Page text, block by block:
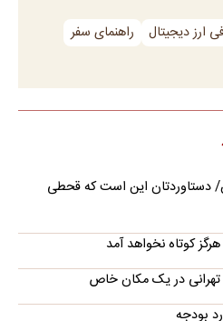
ارز دیجیتال
راهنمای سفر
دستاوردتان این است که قحطی
کوتاه نخواهد آمد
در یک مکان خاص
بودجه